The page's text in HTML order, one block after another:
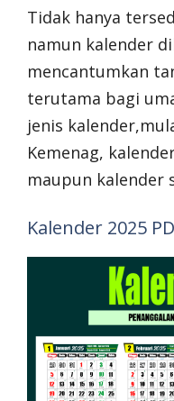
Tidak hanya
namun kalender
mencantumkan
terutama bagi
jenis
Kemenag,
maupun kalender
Kalender 2025